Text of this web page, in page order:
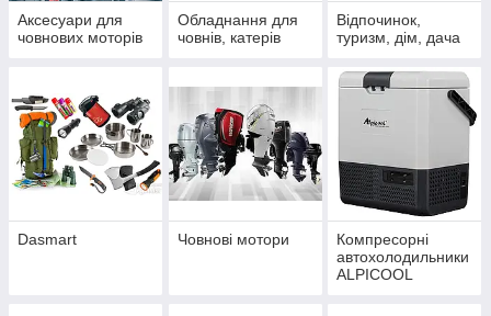
Аксесуари для
човнових моторів
Обладнання для
човнів, катерів
Відпочинок,
туризм, дім, дача
Dasmart Човнові мотори
Компресорні
автохолодильники
ALPICOOL